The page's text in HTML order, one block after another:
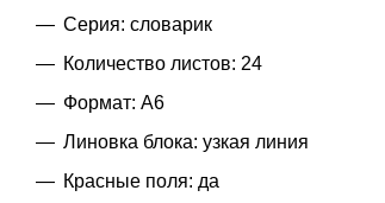
Серия: словарик
Количество листов: 24
Формат: А6
Линовка блока: узкая линия
Красные поля: да